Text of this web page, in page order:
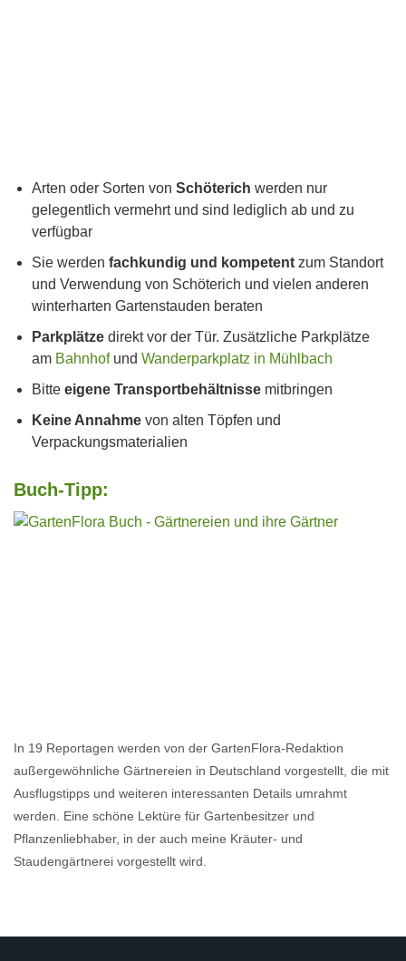
Arten oder Sorten von Schöterich werden nur
gelegentlich vermehrt und sind lediglich ab und zu
verfügbar
Sie werden fachkundig und kompetent zum Standort
und Verwendung von Schöterich und vielen anderen
winterharten Gartenstauden beraten
Parkplätze direkt vor der Tür. Zusätzliche Parkplätze
am Bahnhofund Wanderparkplatz in Mühlbach
Bitte eigene Transportbehältnisse mitbringen
Keine Annahme von alten Töpfen und
Verpackungsmaterialien
Buch-Tipp:
In 19 Reportagen werden von der GartenFlora-Redaktion
außergewöhnliche Gärtnereien in Deutschland vorgestellt, die mit
Ausflugstipps und weiteren interessanten Details umrahmt
werden. Eine schöne Lektüre für Gartenbesitzer und
Pflanzenliebhaber, in der auch meine Kräuter- und
Staudengärtnerei vorgestellt wird.